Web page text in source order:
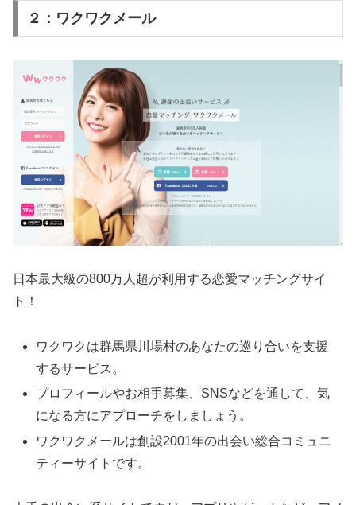
２：ワクワクメール
日本最大級の800万人超が利用する恋愛マッチングサイ
ト！
ワクワクは群馬県川場村のあなたの巡り合いを支援
するサービス。
プロフィールやお相手募集、SNSなどを通して、気
になる方にアプローチをしましょう。
ワクワクメールは創設2001年の出会い総合コミュニ
ティーサイトです。